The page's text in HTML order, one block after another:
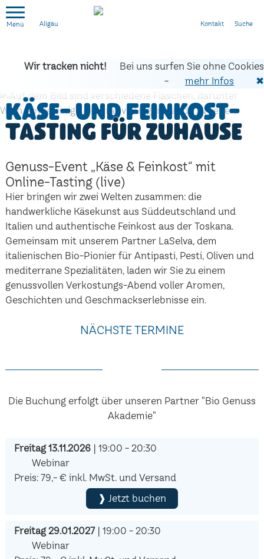
Allgäu
Wir tracken nicht!
Bei uns surfen Sie ohne Cookies
-
mehr Infos ✖
Käse- und Feinkost-
Tasting für zuhause
Genuss-Event „Käse & Feinkost“ mit
Online-Tasting (live)
Hier bringen wir zwei Welten zusammen: die
handwerkliche Käsekunst aus Süddeutschland und
Italien und authentische Feinkost aus der Toskana.
Gemeinsam mit unserem Partner LaSelva, dem
italienischen Bio-Pionier für Antipasti, Pesti, Oliven und
mediterrane Spezialitäten, laden wir Sie zu einem
genussvollen Verkostungs-Abend voller Aromen,
Geschichten und Geschmackserlebnisse ein.
NÄCHSTE TERMINE
Die Buchung erfolgt über unseren Partner "Bio Genuss
Akademie"
Freitag 13.11.2026| 19:00 - 20:30
Webinar
Preis: 79,- € inkl. MwSt. und Versand
❱ Jetzt buchen
Freitag 29.01.2027| 19:00 - 20:30
Webinar